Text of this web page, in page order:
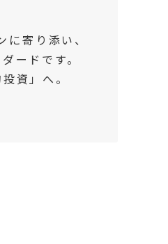
寄り添い、
ードです。
資」へ。